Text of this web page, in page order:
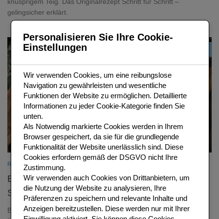
gelingsicher erklärt.
REZEPTE AUS FRANKREICH
Boeuf Bourguignon: Das klassische
Schmorfleisch-Rezept aus der Bourgogne
Boeuf Bourguignon ist eines der bekanntesten Gerichte der
Personalisieren Sie Ihre Cookie-
Einstellungen
Wir verwenden Cookies, um eine reibungslose
Navigation zu gewährleisten und wesentliche
Funktionen der Website zu ermöglichen. Detaillierte
Informationen zu jeder Cookie-Kategorie finden Sie
unten.
Als Notwendig markierte Cookies werden in Ihrem
Browser gespeichert, da sie für die grundlegende
Funktionalität der Website unerlässlich sind. Diese
Cookies erfordern gemäß der DSGVO nicht Ihre
Zustimmung.
Wir verwenden auch Cookies von Drittanbietern, um
die Nutzung der Website zu analysieren, Ihre
Präferenzen zu speichern und relevante Inhalte und
Anzeigen bereitzustellen. Diese werden nur mit Ihrer